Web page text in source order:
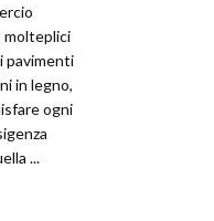
pavimenti
in legno,
ogni
...